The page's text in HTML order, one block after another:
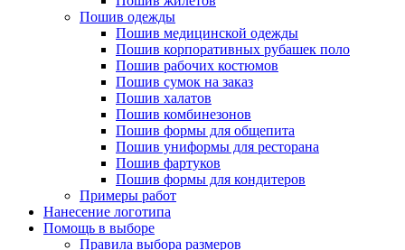
Пошив одежды
Пошив медицинской одежды
Пошив корпоративных рубашек поло
Пошив рабочих костюмов
Пошив сумок на заказ
Пошив халатов
Пошив комбинезонов
Пошив формы для общепита
Пошив униформы для ресторана
Пошив фартуков
Пошив формы для кондитеров
Примеры работ
Нанесение логотипа
Помощь в выборе
Правила выбора размеров